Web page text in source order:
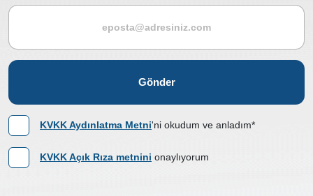
Gönder
KVKK Aydınlatma Metni'ni okudum ve anladım*
KVKK Açık Rıza metnini onaylıyorum